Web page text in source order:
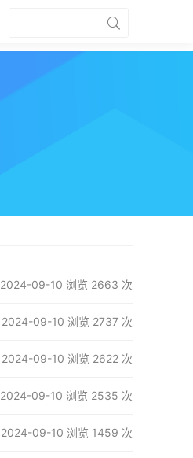
2024-09-10 浏览 2663 次
2024-09-10 浏览 2737 次
2024-09-10 浏览 2622 次
2024-09-10 浏览 2535 次
2024-09-10 浏览 1459 次